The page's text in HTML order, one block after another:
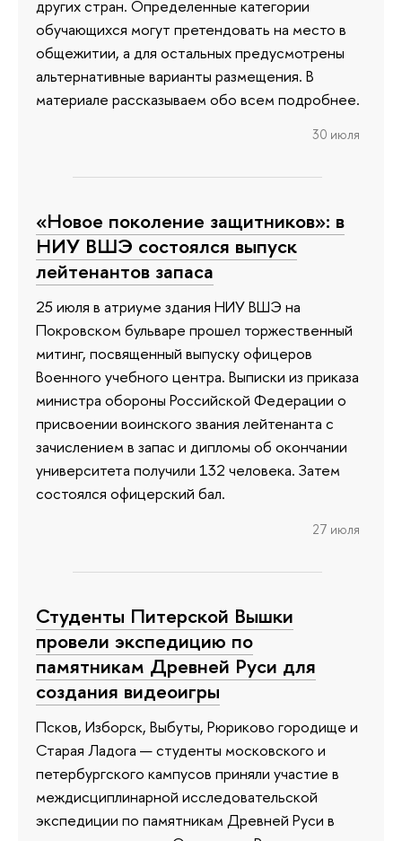
других стран. Определенные категории
обучающихся могут претендовать на место в
общежитии, а для остальных предусмотрены
альтернативные варианты размещения. В
материале рассказываем обо всем подробнее.
30 июля
«Новое поколение защитников»: в
НИУ ВШЭ состоялся выпуск
лейтенантов запаса
25 июля в атриуме здания НИУ ВШЭ на
Покровском бульваре прошел торжественный
митинг, посвященный выпуску офицеров
Военного учебного центра. Выписки из приказа
министра обороны Российской Федерации о
присвоении воинского звания лейтенанта с
зачислением в запас и дипломы об окончании
университета получили 132 человека. Затем
состоялся офицерский бал.
27 июля
Студенты Питерской Вышки
провели экспедицию по
памятникам Древней Руси для
создания видеоигры
Псков, Изборск, Выбуты, Рюриково городище и
Старая Ладога — студенты московского и
петербургского кампусов приняли участие в
междисциплинарной исследовательской
экспедиции по памятникам Древней Руси в